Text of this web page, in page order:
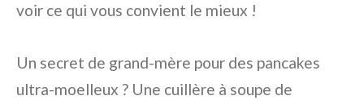
voir ce qui vous convient le mieux !
Un secret de grand-mère pour des pancakes
ultra-moelleux ? Une cuillère à soupe de